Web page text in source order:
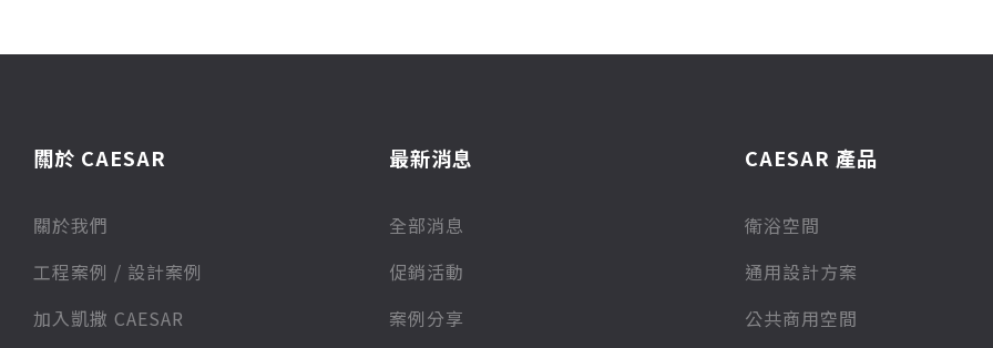
關於 CAESAR
關於我們
⼯程案例 / 設計案例
加入凱撒 CAESAR
最新消息
全部消息
促銷活動
案例分享
CAESAR 產品
衛浴空間
通用設計方案
公共商用空間